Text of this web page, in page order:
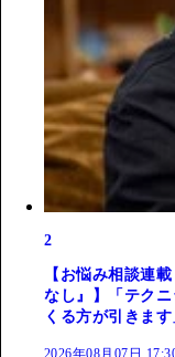
2
【お悩み相談連
なし』】「テク
くる方が引きます
2026年08月07日